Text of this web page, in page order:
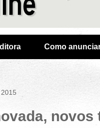
Como
novos